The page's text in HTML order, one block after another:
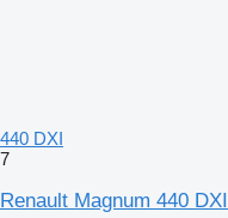
440 DXI
7
Renault Magnum 440 DXI